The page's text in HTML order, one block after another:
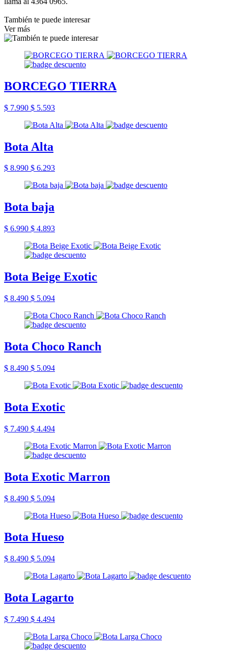
También te puede interesar
Ver más
BORCEGO TIERRA
$ 7.990 $ 5.593
Bota Alta
$ 8.990 $ 6.293
Bota baja
$ 6.990 $ 4.893
Bota Beige Exotic
$ 8.490 $ 5.094
Bota Choco Ranch
$ 8.490 $ 5.094
Bota Exotic
$ 7.490 $ 4.494
Bota Exotic Marron
$ 8.490 $ 5.094
Bota Hueso
$ 8.490 $ 5.094
Bota Lagarto
$ 7.490 $ 4.494